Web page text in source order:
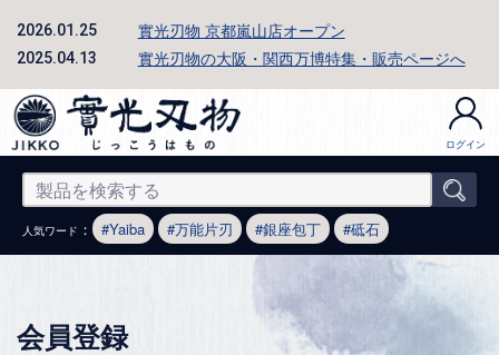
2026.01.25 實光刃物 京都嵐山店オープン
2025.04.13 實光刃物の大阪・関西万博特集・販売ページへ
ログイン
人気ワード ： Yaiba 万能片刃 銀座包丁 砥石
会員登録